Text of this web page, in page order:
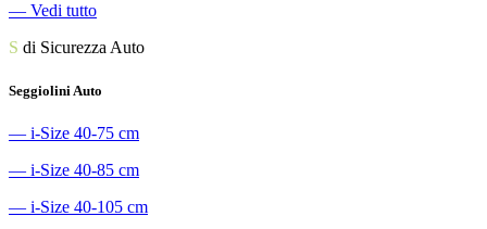
― Vedi tutto
S di Sicurezza Auto
Seggiolini Auto
― i-Size 40-75 cm
― i-Size 40-85 cm
― i-Size 40-105 cm